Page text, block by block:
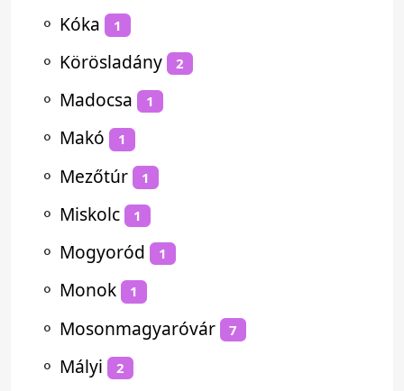
⚬ Kóka 1
⚬ Körösladány 2
⚬ Madocsa 1
⚬ Makó 1
⚬ Mezőtúr 1
⚬ Miskolc 1
⚬ Mogyoród 1
⚬ Monok 1
⚬ Mosonmagyaróvár 7
⚬ Mályi 2